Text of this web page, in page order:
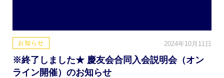
お知らせ 2024年10月11日
※終了しました★ 慶友会合同入会説明会（オン
ライン開催）のお知らせ